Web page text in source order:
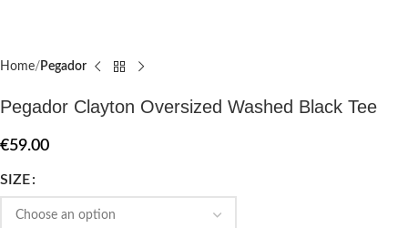
Home Pegador​
Pegador Clayton Oversized Washed Black Tee
€59.00
SIZE